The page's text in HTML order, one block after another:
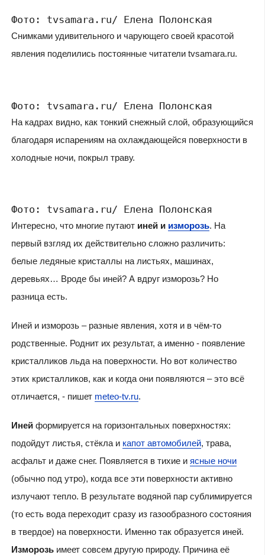
Фото: tvsamara.ru/ Елена Полонская
Снимками удивительного и чарующего своей красотой
явления поделились постоянные читатели tvsamara.ru.
Фото: tvsamara.ru/ Елена Полонская
На кадрах видно, как тонкий снежный слой, образующийся
благодаря испарениям на охлаждающейся поверхности в
холодные ночи, покрыл траву.
Фото: tvsamara.ru/ Елена Полонская
Интересно, что многие путают иней и изморозь. На
первый взгляд их действительно сложно различить:
белые ледяные кристаллы на листьях, машинах,
деревьях… Вроде бы иней? А вдруг изморозь? Но
разница есть.
Иней и изморозь – разные явления, хотя и в чём-то
родственные. Роднит их результат, а именно - появление
кристалликов льда на поверхности. Но вот количество
этих кристалликов, как и когда они появляются – это всё
отличается, - пишет meteo-tv.ru.
Инейформируется на горизонтальных поверхностях:
подойдут листья, стёкла и капот автомобилей, трава,
асфальт и даже снег. Появляется в тихие и ясные ночи
(обычно под утро), когда все эти поверхности активно
излучают тепло. В результате водяной пар сублимируется
(то есть вода переходит сразу из газообразного состояния
в твердое) на поверхности. Именно так образуется иней.
Изморозьимеет совсем другую природу. Причина её